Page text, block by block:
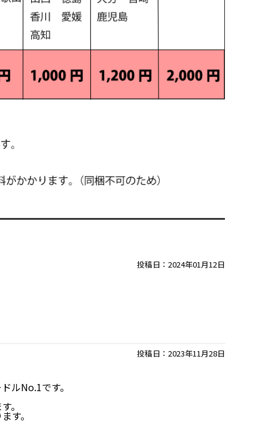
投稿日： 2024年01月12日
投稿日： 2023年11月28日
ルNo.1です。
。
す。